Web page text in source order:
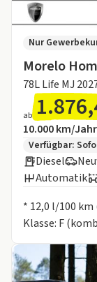
Morelo
78L Life MJ
Nur
ab
Inklusive
10.000 km/Jahr
Zusätzliche
Verfügbar:
Diesel
Automatik
* 12,0 l/100 km
Klasse: F